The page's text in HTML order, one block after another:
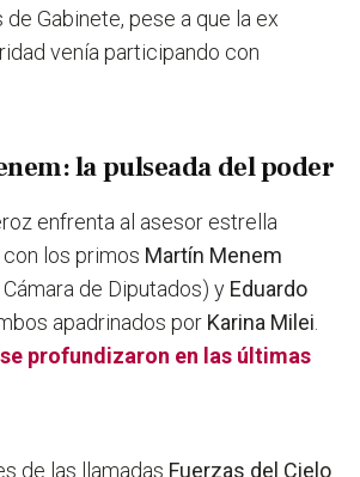
Gabinete, pese a que la ex
venía participando con
la pulseada del poder
enfrenta al asesor estrella
con los primos Martín Menem
de Diputados) y Eduardo
apadrinados por Karina Milei
profundizaron en las últimas
de las llamadas Fuerzas del Cielo